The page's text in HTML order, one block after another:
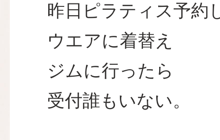
昨日ピラティス予約
ウエアに着替え
ジムに行ったら
受付誰もいない。